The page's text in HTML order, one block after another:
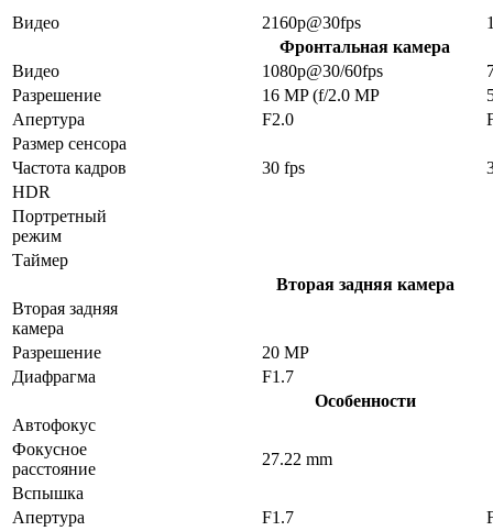
Видео
2160p@30fps
Фронтальная камера
Видео
1080p@30/60fps
Разрешение
16 MP (f/2.0 MP
Апертура
F2.0
Размер сенсора
Частота кадров
30 fps
HDR
Портретный
режим
Таймер
Вторая задняя камера
Вторая задняя
камера
Разрешение
20 MP
Диафрагма
F1.7
Особенности
Автофокус
Фокусное
расстояние
27.22 mm
Вспышка
Апертура
F1.7